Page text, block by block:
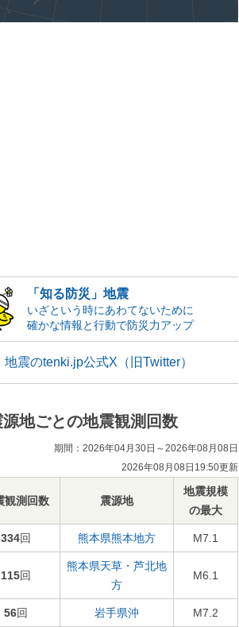
「知る防災」地震
いざという時にあわてないために
確かな情報と行動で防災力アップ
地震のtenki.jp公式X（旧Twitter）
源地ごとの地震観測回数
期間：2026年04月30日～2026年08月08日
2026年08月08日19:50更新
観測回数 震源地
地震規模
の最大
334回 熊本県熊本地方 M7.1
115回
熊本県天草・芦北地
方
M6.1
56回 岩手県沖 M7.2